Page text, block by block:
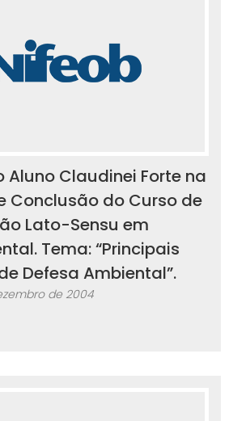
Claudinei Forte na
Conclusão do Curso de
Lato-Sensu em
Tema: “Principais
Defesa Ambiental”.
de 2004